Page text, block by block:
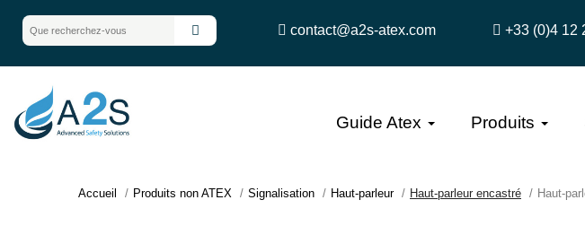
contact@a2s-atex.com +33 (0)4 12
Guide Atex Produits
Accueil Produits non ATEX Signalisation Haut-parleur Haut-parleur encastré Haut-